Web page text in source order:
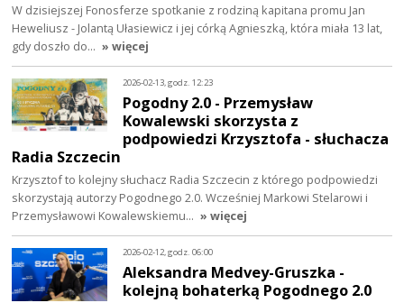
W dzisiejszej Fonosferze spotkanie z rodziną kapitana promu Jan
Heweliusz - Jolantą Ułasiewicz i jej córką Agnieszką, która miała 13 lat,
gdy doszło do… » więcej
2026-02-13, godz. 12:23
Pogodny 2.0 - Przemysław
Kowalewski skorzysta z
podpowiedzi Krzysztofa - słuchacza
Radia Szczecin
Krzysztof to kolejny słuchacz Radia Szczecin z którego podpowiedzi
skorzystają autorzy Pogodnego 2.0. Wcześniej Markowi Stelarowi i
Przemysławowi Kowalewskiemu… » więcej
2026-02-12, godz. 06:00
Aleksandra Medvey-Gruszka -
kolejną bohaterką Pogodnego 2.0